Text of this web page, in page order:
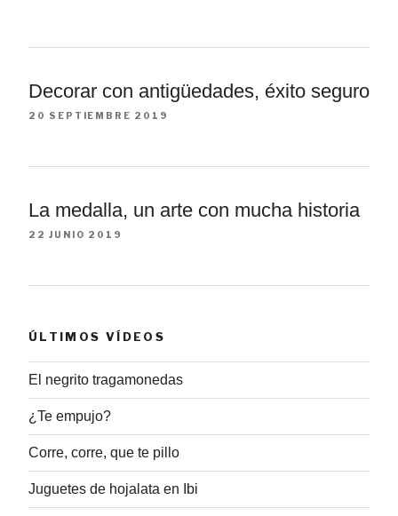
Decorar con antigüedades, éxito seguro
20 SEPTIEMBRE 2019
La medalla, un arte con mucha historia
22 JUNIO 2019
ÚLTIMOS VÍDEOS
El negrito tragamonedas
¿Te empujo?
Corre, corre, que te pillo
Juguetes de hojalata en Ibi